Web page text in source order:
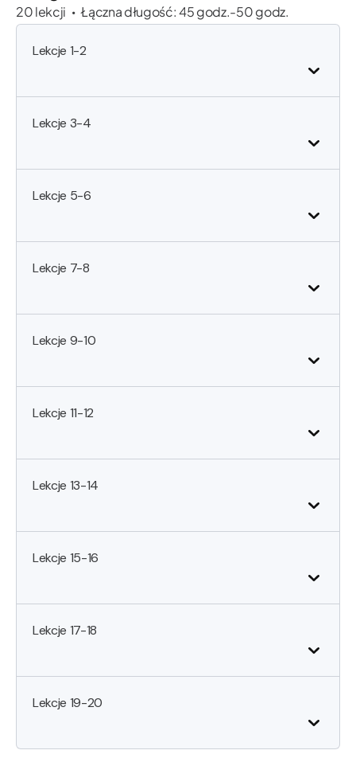
20 lekcji • Łączna długość: 45 godz.-50 godz.
Lekcje 1-2
Lekcje 3-4
Lekcje 5-6
Lekcje 7-8
Lekcje 9-10
Lekcje 11-12
Lekcje 13-14
Lekcje 15-16
Lekcje 17-18
Lekcje 19-20